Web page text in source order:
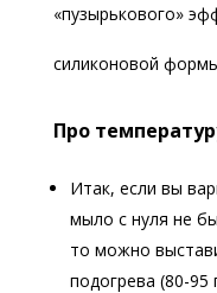
«пузырькового»
силиконовой
Про
Итак, если вы
мыло с нуля не
то можно
подогрева (80-95